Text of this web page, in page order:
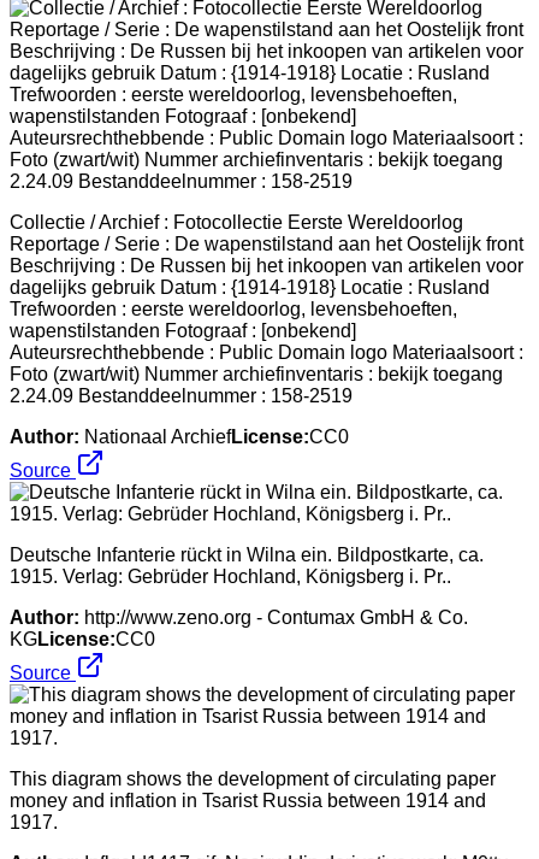
Collectie / Archief : Fotocollectie Eerste Wereldoorlog
Reportage / Serie : De wapenstilstand aan het Oostelijk front
Beschrijving : De Russen bij het inkoopen van artikelen voor
dagelijks gebruik Datum : {1914-1918} Locatie : Rusland
Trefwoorden : eerste wereldoorlog, levensbehoeften,
wapenstilstanden Fotograaf : [onbekend]
Auteursrechthebbende : Public Domain logo Materiaalsoort :
Foto (zwart/wit) Nummer archiefinventaris : bekijk toegang
2.24.09 Bestanddeelnummer : 158-2519
Author: Nationaal ArchiefLicense:CC0
Source
Deutsche Infanterie rückt in Wilna ein. Bildpostkarte, ca.
1915. Verlag: Gebrüder Hochland, Königsberg i. Pr..
Author: http://www.zeno.org - Contumax GmbH & Co.
KGLicense:CC0
Source
This diagram shows the development of circulating paper
money and inflation in Tsarist Russia between 1914 and
1917.